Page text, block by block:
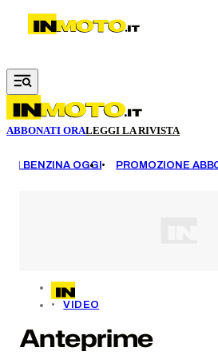
Vai al contenuto principale
ABBONATI ORALEGGI LA RIVISTA
BENZINA OGGI PROMOZIONE
VIDEO
Anteprime